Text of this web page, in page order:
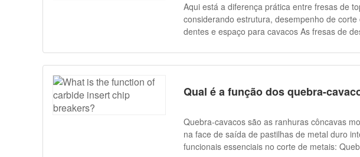
Aqui está a diferença prática entre fresas de
considerando estrutura, desempenho de corte e
dentes e espaço para cavacos As fresas de
cavacos de grande volume. Os tipos de
dispostos, com passo estreito. Seu espaço para
aceitam profundidade de corte elevada,
aderentes, incluindo ligas de alumínio, para
dentes de milho finos são feitas para semi-
remoção agressiva de metal. 3. Resistência a choques e propriedade antivibração Cada dente em
ferramentas de dentes grossos possui maior
Qual é a função dos quebra-
Quebra-cavacos são as ranhuras côncavas
na face de saída de pastilhas de metal duro
funcionais essenciais no corte de metais: Quebrar cavacos contínuos e longos em pequenos